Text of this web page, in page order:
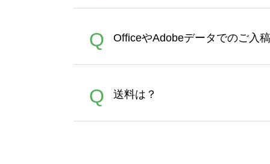
文時からご利用頂けます。ポ
れば、ランクにカウントがさ
A
イト以外）のプリントは、濃
品をお届けするため、処理剤
文に関わらず、前処理剤が残
Q OfficeやAdobeデータでのご入
A
Adobeデータ(AI,PSD)で保存
Q 送料は？